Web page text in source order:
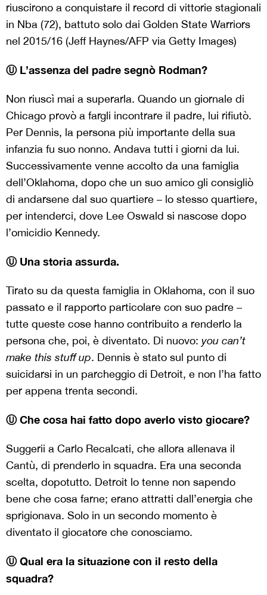
riuscirono a conquistare il record di vittorie stagionali
in Nba (72), battuto solo dai Golden State Warriors
nel 2015/16 (Jeff Haynes/AFP via Getty Images)
Ⓤ L’assenza del padre segnò Rodman?
Non riuscì mai a superarla. Quando un giornale di
Chicago provò a fargli incontrare il padre, lui rifiutò.
Per Dennis, la persona più importante della sua
infanzia fu suo nonno. Andava tutti i giorni da lui.
Successivamente venne accolto da una famiglia
dell’Oklahoma, dopo che un suo amico gli consigliò
di andarsene dal suo quartiere – lo stesso quartiere,
per intenderci, dove Lee Oswald si nascose dopo
l’omicidio Kennedy.
Ⓤ Una storia assurda.
Tirato su da questa famiglia in Oklahoma, con il suo
passato e il rapporto particolare con suo padre –
tutte queste cose hanno contribuito a renderlo la
persona che, poi, è diventato. Di nuovo: you can’t
make this stuff up. Dennis è stato sul punto di
suicidarsi in un parcheggio di Detroit, e non l’ha fatto
per appena trenta secondi.
Ⓤ Che cosa hai fatto dopo averlo visto giocare?
Suggerii a Carlo Recalcati, che allora allenava il
Cantù, di prenderlo in squadra. Era una seconda
scelta, dopotutto. Detroit lo tenne non sapendo
bene che cosa farne; erano attratti dall’energia che
sprigionava. Solo in un secondo momento è
diventato il giocatore che conosciamo.
Ⓤ Qual era la situazione con il resto della
squadra?